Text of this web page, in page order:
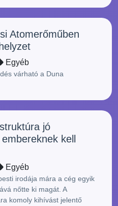
Atomerőműben
Egyéb
várható a Duna
jó
kell
Egyéb
irodája mára a cég egyik
nőtte ki magát. A
komoly kihívást jelentő